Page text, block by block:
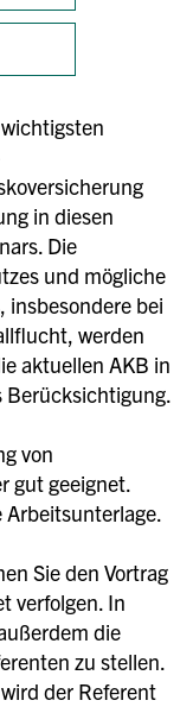
in diesen
Die
und mögliche
insbesondere bei
werden
aktuellen AKB in
von
gut geeignet.
Sie den Vortrag
verfolgen. In
die
zu stellen.
der Referent